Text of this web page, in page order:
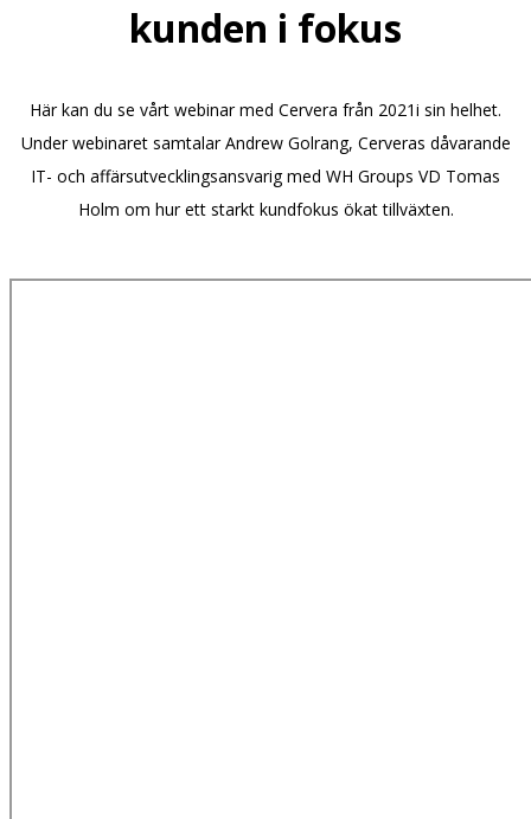
kunden i fokus
Här kan du se vårt webinar med Cervera från 2021i sin helhet.
Under webinaret samtalar Andrew Golrang, Cerveras dåvarande
IT- och affärsutvecklingsansvarig med WH Groups VD Tomas
Holm om hur ett starkt kundfokus ökat tillväxten.